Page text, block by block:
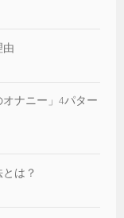
由
ナニー」4パター
は？